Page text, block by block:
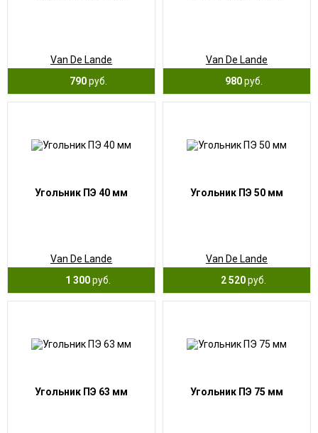
Van De Lande
790руб.
Van De Lande
980руб.
Угольник ПЭ 40 мм
Van De Lande
1 300руб.
Угольник ПЭ 50 мм
Van De Lande
2 520руб.
Угольник ПЭ 63 мм Угольник ПЭ 75 мм